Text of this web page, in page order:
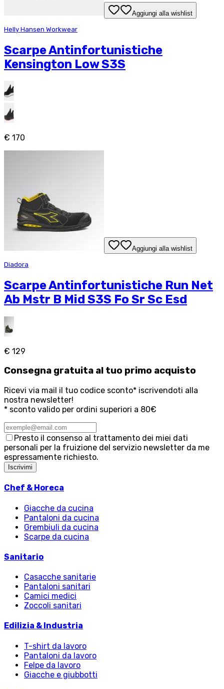
Aggiungi alla wishlist
Helly Hansen Workwear
Scarpe Antinfortunistiche
Kensington Low S3S
€ 170
Aggiungi alla wishlist
Diadora
Scarpe Antinfortunistiche Run Net
Ab Mstr B Mid S3S Fo Sr Sc Esd
€ 129
Consegna gratuita al tuo primo acquisto
Ricevi via mail il tuo codice sconto* iscrivendoti alla
nostra newsletter!
* sconto valido per ordini superiori a 80€
Presto il consenso al trattamento dei miei dati
personali per la fruizione del servizio newsletter da me
espressamente richiesto.
Iscrivimi
Chef & Horeca
Giacche da cucina
Pantaloni da cucina
Grembiuli da cucina
Scarpe da cucina
Sanitario
Casacche sanitarie
Pantaloni sanitari
Camici medici
Zoccoli sanitari
Edilizia & Industria
T-shirt da lavoro
Pantaloni da lavoro
Felpe da lavoro
Giacche e giubbotti